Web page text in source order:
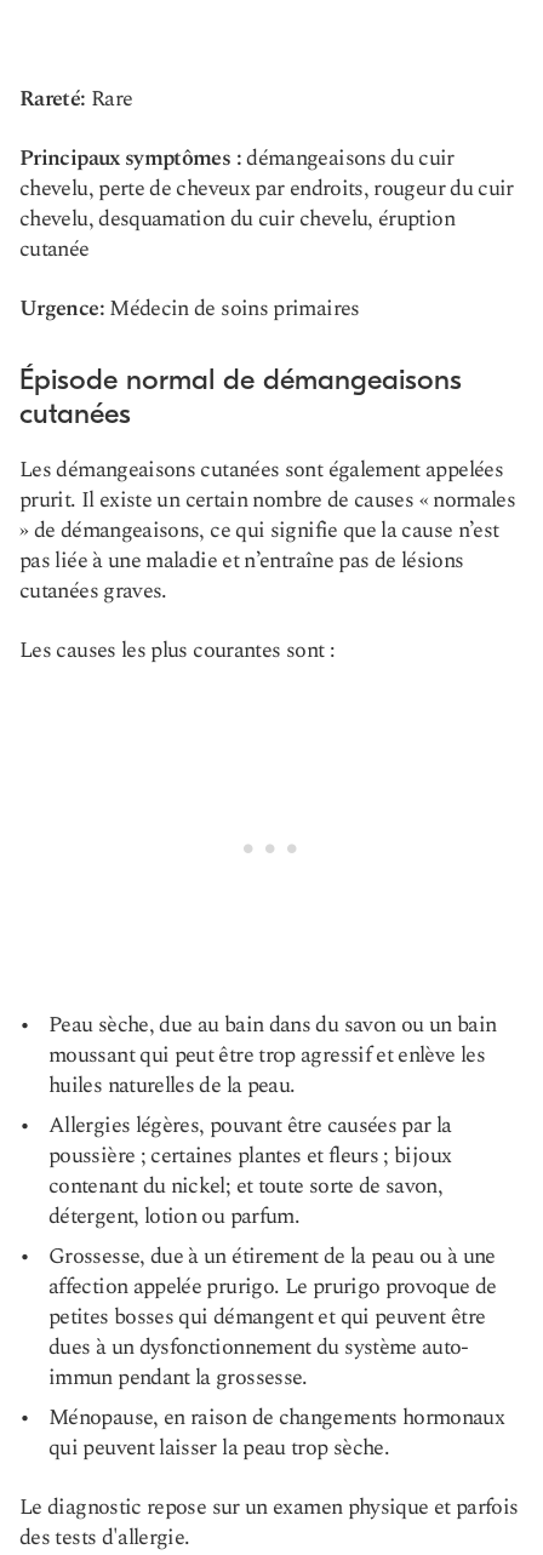
Rareté: Rare
Principaux symptômes :démangeaisons du cuir
chevelu, perte de cheveux par endroits, rougeur du cuir
chevelu, desquamation du cuir chevelu, éruption
cutanée
Urgence:Médecin de soins primaires
Épisode normal de démangeaisons
cutanées
Les démangeaisons cutanées sont également appelées
prurit. Il existe un certain nombre de causes « normales
» de démangeaisons, ce qui signifie que la cause n’est
pas liée à une maladie et n’entraîne pas de lésions
cutanées graves.
Les causes les plus courantes sont :
Peau sèche, due au bain dans du savon ou un bain
moussant qui peut être trop agressif et enlève les
huiles naturelles de la peau.
Allergies légères, pouvant être causées par la
poussière ; certaines plantes et fleurs ; bijoux
contenant du nickel; et toute sorte de savon,
détergent, lotion ou parfum.
Grossesse, due à un étirement de la peau ou à une
affection appelée prurigo. Le prurigo provoque de
petites bosses qui démangent et qui peuvent être
dues à un dysfonctionnement du système auto-
immun pendant la grossesse.
Ménopause, en raison de changements hormonaux
qui peuvent laisser la peau trop sèche.
Le diagnostic repose sur un examen physique et parfois
des tests d'allergie.